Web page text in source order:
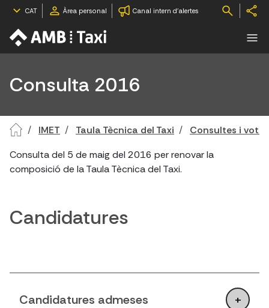
CAT Àrea personal Canal intern d'alertes
Consulta 2016
IMET Taula Tècnica del Taxi
Consultes i
Consulta del 5 de maig del 2016 per renovar la
composició de la Taula Tècnica del Taxi.
Candidatures
Candidatures admeses